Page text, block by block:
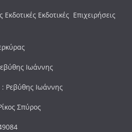
Εκδοτικές Επιχειρήσεις
Ιωάννης
: Ρεβύθης Ιωάννης
Σπύρος